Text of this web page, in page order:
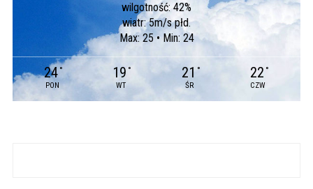
wilgotność: 42%
wiatr: 5m/s płd.
Max: 25 • Min: 24
24 °
PON
19 °
WT
21 °
ŚR
22 °
CZW